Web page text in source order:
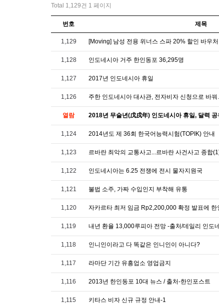
Total 1,129건 1 페이지
번호 제목
1,129 [Moving] 남성 전용 위너스 스파 20% 할인 바우처
1,128 인도네시아 거주 한인동포 36,295명
1,127 2017년 인도네시아 휴일
1,126
열람 2018년 무술년(戊戌年) 인도네시아 휴일, 달력 공
1,124 2014년도 제 36회 한국어능력시험(TOPIK) 안내
1,123 르바란 최악의 교통사고...르바란 사건사고 종합
1,122 인도네시아는 6.25 전쟁에 전시 물자지원국
1,121 불법 소주, 가짜 수입인지 부착해 유통
1,120 자카르타 최저 임금 Rp2,200,000 확정 발표에 한
1,119 내년 환율 13,000루피아 전망 -출처/데일리 인도
1,118 인니인이라고 다 똑같은 인니인이 아니다?
1,117 라마단 기간 유흥업소 영업금지
1,116 2013년 한인동포 10대 뉴스 / 출처-한인포스트
1,115 키타스 비자 신규 규정 안내-1